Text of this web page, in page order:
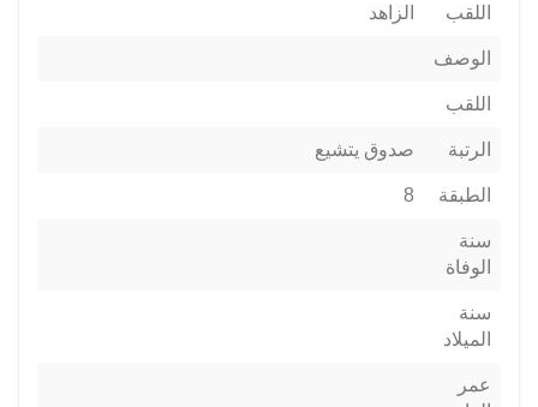
اللقب الزاهد
الوصف
اللقب
الرتبة صدوق يتشيع
الطبقة 8
سنة
الوفاة
سنة
الميلاد
عمر